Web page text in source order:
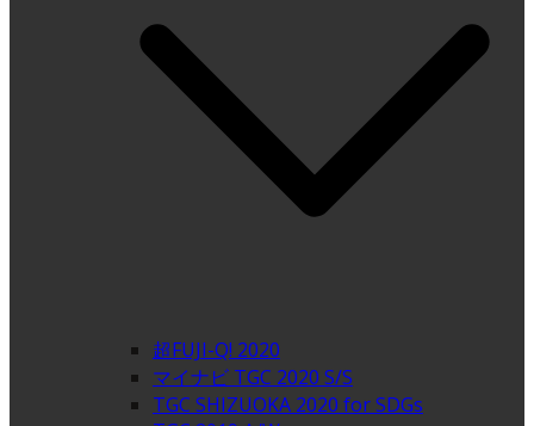
超FUJI-Q! 2020
マイナビ TGC 2020 S/S
TGC SHIZUOKA 2020 for SDGs